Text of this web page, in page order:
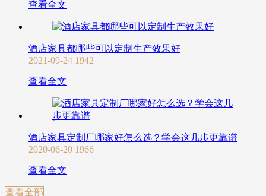
查看全文
酒店家具都哪些可以定制生产效果好
2021-09-24 1942
查看全文
酒店家具定制厂哪家好怎么选？学会这几步更靠谱
2020-06-20 1966
查看全文
查看全部